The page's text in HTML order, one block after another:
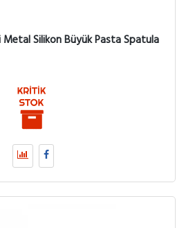
Silikon Büyük Pasta Spatula